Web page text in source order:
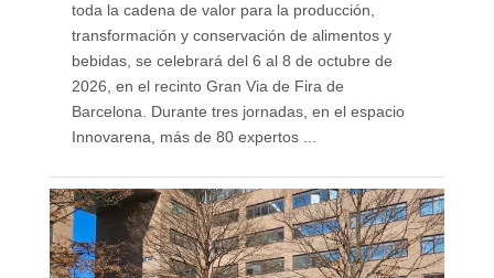
toda la cadena de valor para la producción,
transformación y conservación de alimentos y
bebidas, se celebrará del 6 al 8 de octubre de
2026, en el recinto Gran Via de Fira de
Barcelona. Durante tres jornadas, en el espacio
Innovarena, más de 80 expertos ...